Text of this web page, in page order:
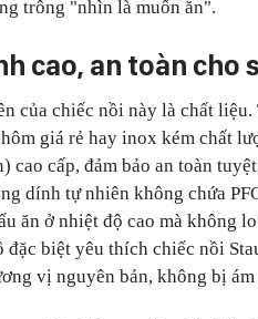
trông "nhìn là muốn ăn".
cao, an toàn cho
của chiếc nồi này là chất
giá rẻ hay inox kém chất
cao cấp, đảm bảo an toàn
dính tự nhiên không chứa
ăn ở nhiệt độ cao mà không
đặc biệt yêu thích chiếc nồi
vị nguyên bản, không bị